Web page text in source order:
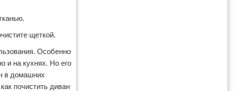
щеткой.
Особенно
и на кухнях. Но его
в домашних
почистить диван